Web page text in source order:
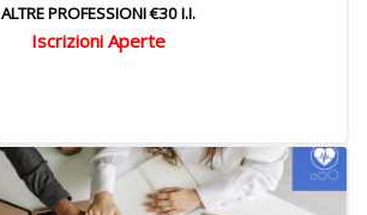
ALTRE PROFESSIONI €30 I.I.
Iscrizioni Aperte